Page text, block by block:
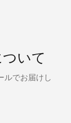
いて
ルでお届けし